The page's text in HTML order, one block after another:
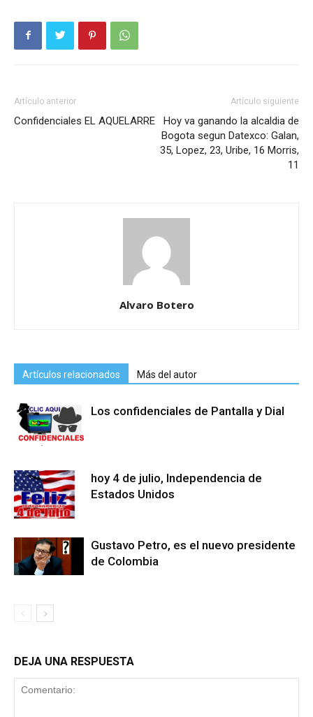
Artículo anterior
Confidenciales EL AQUELARRE
Artículo siguiente
Hoy va ganando la alcaldia de
Bogota segun Datexco: Galan,
35, Lopez, 23, Uribe, 16 Morris,
11
Alvaro Botero
Artículos relacionados Más del autor
Los confidenciales de Pantalla y Dial
hoy 4 de julio, Independencia de
Estados Unidos
Gustavo Petro, es el nuevo presidente
de Colombia
DEJA UNA RESPUESTA